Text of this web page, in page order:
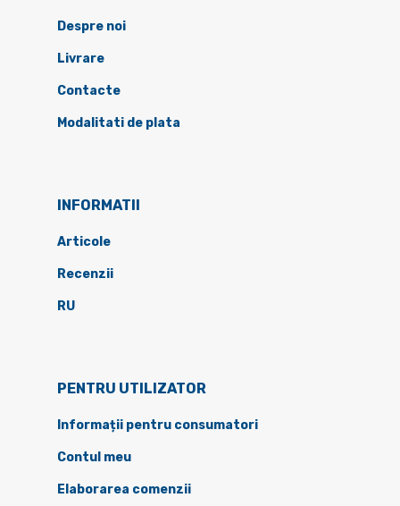
Despre noi
Livrare
Contacte
Modalitati de plata
INFORMATII
Articole
Recenzii
RU
PENTRU UTILIZATOR
Informații pentru consumatori
Contul meu
Elaborarea comenzii